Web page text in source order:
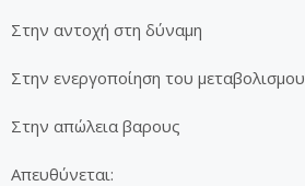
Στην αντοχή στη δύναμη
Στην ενεργοποίηση του μεταβολισμου
Στην απώλεια βαρους
Απευθύνεται: